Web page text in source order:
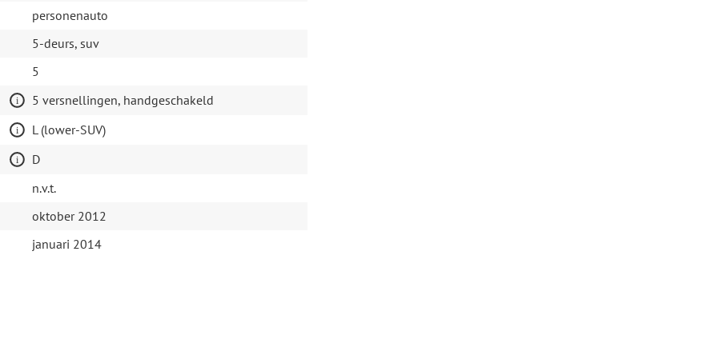
personenauto
5-deurs, suv
5
5 versnellingen, handgeschakeld
L (lower-SUV)
D
n.v.t.
oktober 2012
januari 2014